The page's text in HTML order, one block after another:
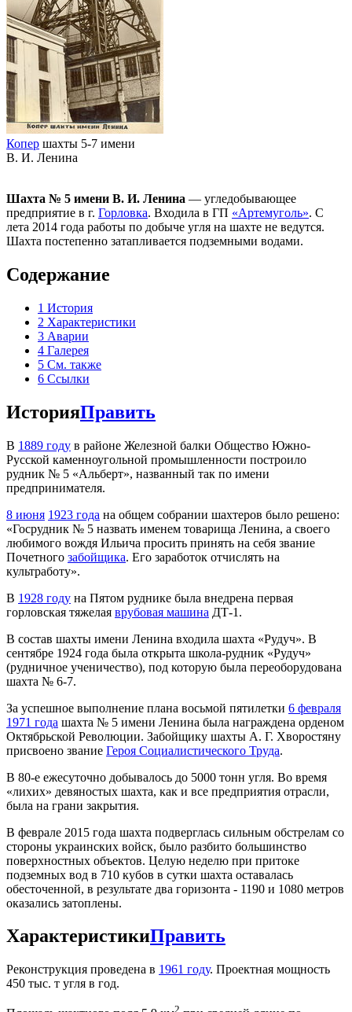
Копер шахты 5-7 имени
В. И. Ленина
Шахта № 5 имени В. И. Ленина — угледобывающее
предприятие в г. Горловка. Входила в ГП «Артемуголь». С
лета 2014 года работы по добыче угля на шахте не ведутся.
Шахта постепенно затапливается подземными водами.
Содержание
1 История
2 Характеристики
3 Аварии
4 Галерея
5 См. также
6 Ссылки
ИсторияПравить
В 1889 году в районе Железной балки Общество Южно-
Русской каменноугольной промышленности построило
рудник № 5 «Альберт», названный так по имени
предпринимателя.
8 июня 1923 года на общем собрании шахтеров было решено:
«Госрудник № 5 назвать именем товарища Ленина, а своего
любимого вождя Ильича просить принять на себя звание
Почетного забойщика. Eгo заработок отчислять на
культработу».
В 1928 году на Пятом руднике была внедрена первая
горловская тяжелая врубовая машина ДТ-1.
В состав шахты имени Ленина входила шахта «Рудуч». В
сентябре 1924 года была открыта школа-рудник «Рудуч»
(рудничное ученичество), под которую была переоборудована
шахта № 6-7.
За успешное выполнение плана восьмой пятилетки 6 февраля
1971 года шахта № 5 имени Ленина была награждена орденом
Октябрьской Революции. Забойщику шахты А. Г. Хворостяну
присвоено звание Героя Социалистического Труда.
В 80-е ежесуточно добывалось до 5000 тонн угля. Во время
«лихих» девяностых шахта, как и все предприятия отрасли,
была на грани закрытия.
В феврале 2015 года шахта подверглась сильным обстрелам со
стороны украинских войск, было разбито большинство
поверхностных объектов. Целую неделю при притоке
подземных вод в 710 кубов в сутки шахта оставалась
обесточенной, в результате два горизонта - 1190 и 1080 метров
оказались затоплены.
ХарактеристикиПравить
Реконструкция проведена в 1961 году. Проектная мощность
450 тыс. т угля в год.
2